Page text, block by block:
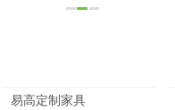
易高定制家具